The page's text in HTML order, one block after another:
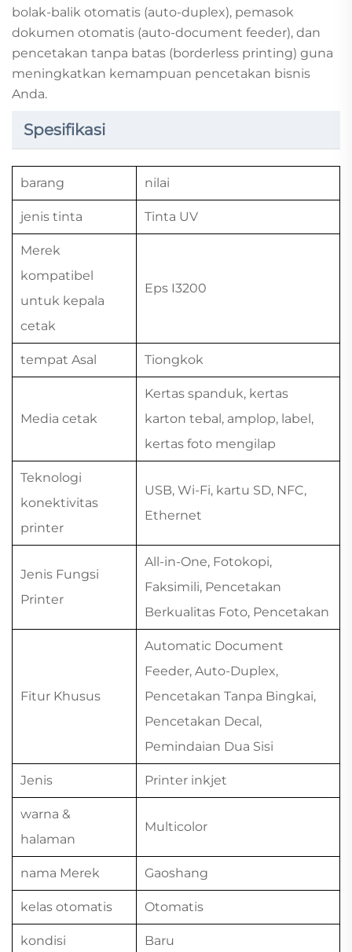
bolak-balik otomatis (auto-duplex), pemasok
dokumen otomatis (auto-document feeder), dan
pencetakan tanpa batas (borderless printing) guna
meningkatkan kemampuan pencetakan bisnis
Anda.
Spesifikasi
barang nilai
jenis tinta Tinta UV
Merek
kompatibel
untuk kepala
cetak
Eps I3200
tempat Asal Tiongkok
Media cetak
Kertas spanduk, kertas
karton tebal, amplop, label,
kertas foto mengilap
Teknologi
konektivitas
printer
USB, Wi-Fi, kartu SD, NFC,
Ethernet
Jenis Fungsi
Printer
All-in-One, Fotokopi,
Faksimili, Pencetakan
Berkualitas Foto, Pencetakan
Fitur Khusus
Automatic Document
Feeder, Auto-Duplex,
Pencetakan Tanpa Bingkai,
Pencetakan Decal,
Pemindaian Dua Sisi
Jenis Printer inkjet
warna &
halaman
Multicolor
nama Merek Gaoshang
kelas otomatis Otomatis
kondisi Baru